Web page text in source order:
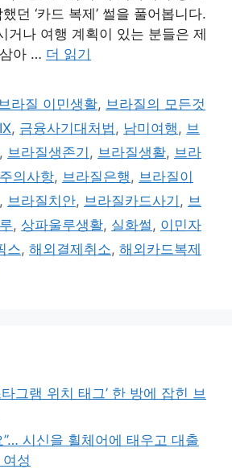
던 ‘카드 복제’ 썰을 풀어봅니다.
거나 여행 계획이 있는 분들은 제
아 … 더 읽기
브라질 이민생활, 브라질의 모든것
, 금융사기대처법 , 남미여행 , 브
, 브라질생존기 , 브라질생활, 브라
의사항, 브라질은행 , 브라질이
, 브라질치안, 브라질카드사기 , 브
, 상파울루생활, 실화썰 , 이민자
스, 해외결제취소, 해외카드복제
그램 위치 태그’ 한 방에 잡힌 브
”… 시신을 휠체어에 태우고 대출
성